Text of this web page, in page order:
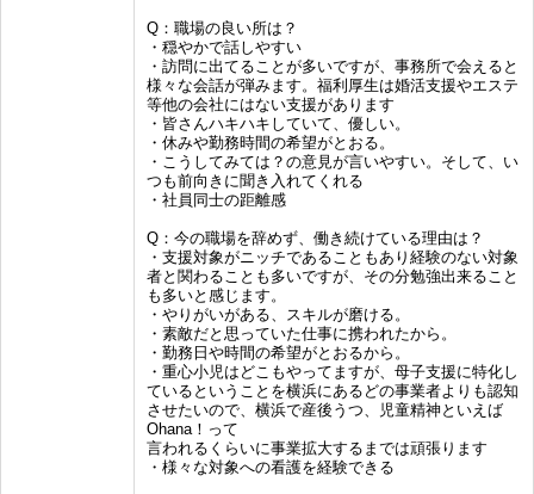
Q：職場の良い所は？
・穏やかで話しやすい
・訪問に出てることが多いですが、事務所で会えると
様々な会話が弾みます。福利厚生は婚活支援やエステ
等他の会社にはない支援があります
・皆さんハキハキしていて、優しい。
・休みや勤務時間の希望がとおる。
・こうしてみては？の意見が言いやすい。そして、い
つも前向きに聞き入れてくれる
・社員同士の距離感
Q：今の職場を辞めず、働き続けている理由は？
・支援対象がニッチであることもあり経験のない対象
者と関わることも多いですが、その分勉強出来ること
も多いと感じます。
・やりがいがある、スキルが磨ける。
・素敵だと思っていた仕事に携われたから。
・勤務日や時間の希望がとおるから。
・重心小児はどこもやってますが、母子支援に特化し
ているということを横浜にあるどの事業者よりも認知
させたいので、横浜で産後うつ、児童精神といえば
Ohana！って
言われるくらいに事業拡大するまでは頑張ります
・様々な対象への看護を経験できる